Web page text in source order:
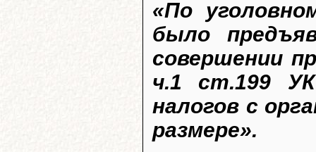
«По
было
совершении
ч.1 ст.199
налогов с
размере».